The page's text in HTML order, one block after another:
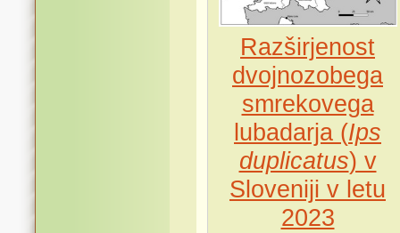
Razširjenost
dvojnozobega
smrekovega
lubadarja (Ips
duplicatus) v
Sloveniji v letu
2023